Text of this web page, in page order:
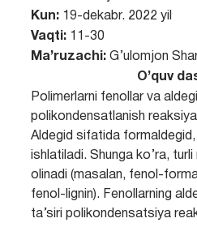
Kun: 19-dekabr. 2022 yil
Vaqti:11-30
Ma’ruzachi:G’ulomjon
O’quv
Polimerlarni fenollar va
polikondensatlanish
Aldegid sifatida formaldegid,
ishlatiladi. Shunga ko’ra,
olinadi (masalan, fenol-
fenol-lignin). Fenollarning
ta’siri polikondensatsiya